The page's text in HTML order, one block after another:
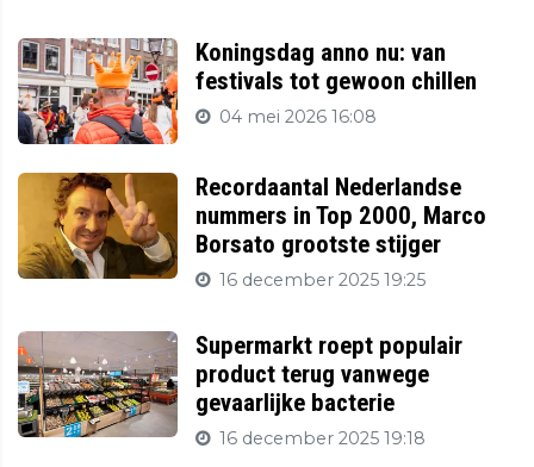
Koningsdag anno nu: van
festivals tot gewoon chillen
04 mei 2026 16:08
Recordaantal Nederlandse
nummers in Top 2000, Marco
Borsato grootste stijger
16 december 2025 19:25
Supermarkt roept populair
product terug vanwege
gevaarlijke bacterie
16 december 2025 19:18